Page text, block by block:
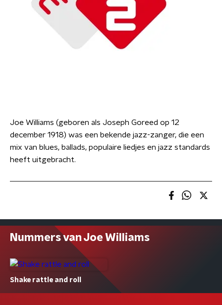
Joe Williams (geboren als Joseph Goreed op 12
december 1918) was een bekende jazz-zanger, die een
mix van blues, ballads, populaire liedjes en jazz standards
heeft uitgebracht.
Nummers van Joe Williams
Shake rattle and roll